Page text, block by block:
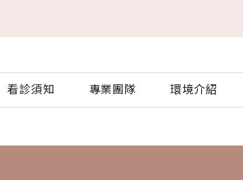
看診須知 專業團隊 環境介紹